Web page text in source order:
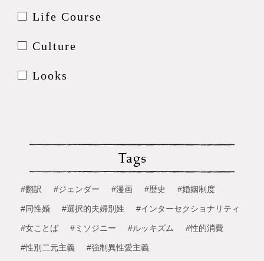
Life Course
Culture
Looks
Tags
#翻訳 #ジェンダー #漫画 #歴史 #婚姻制度
#同性婚 #選択的夫婦別姓 #インターセクショナリティ
#女ことば #ミソジニー #ルッキズム #性的消費
#性別二元主義 #強制異性愛主義